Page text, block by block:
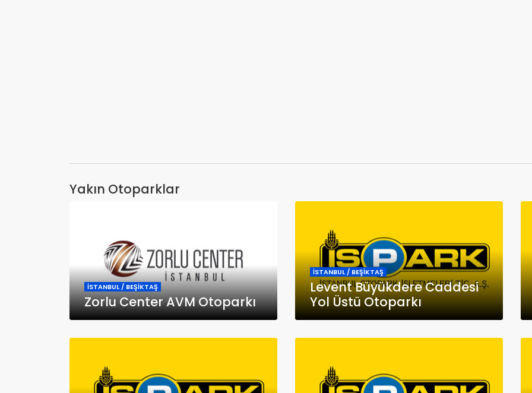
Yakın Otoparklar
İSTANBUL / BEŞİKTAŞ
Zorlu Center AVM Otoparkı
İSTANBUL / BEŞİKTAŞ
Levent Büyükdere Caddesi
Yol Üstü Otoparkı